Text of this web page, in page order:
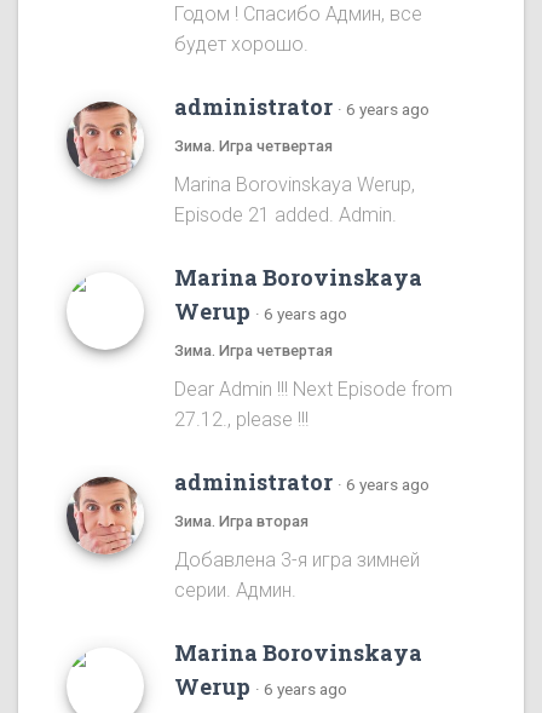
Годом ! Спасибо Админ, все
будет хорошо.
administrator · 6 years ago
Зима. Игра четвертая
Marina Borovinskaya Werup,
Episode 21 added. Admin.
Marina Borovinskaya
Werup · 6 years ago
Зима. Игра четвертая
Dear Admin !!! Next Episode from
27.12., please !!!
administrator · 6 years ago
Зима. Игра вторая
Добавлена 3-я игра зимней
серии. Админ.
Marina Borovinskaya
Werup · 6 years ago